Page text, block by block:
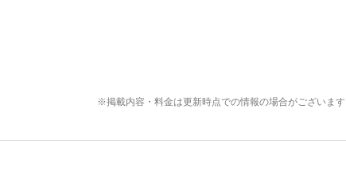
※掲載内容・料金は更新時点での情報の場合がございま